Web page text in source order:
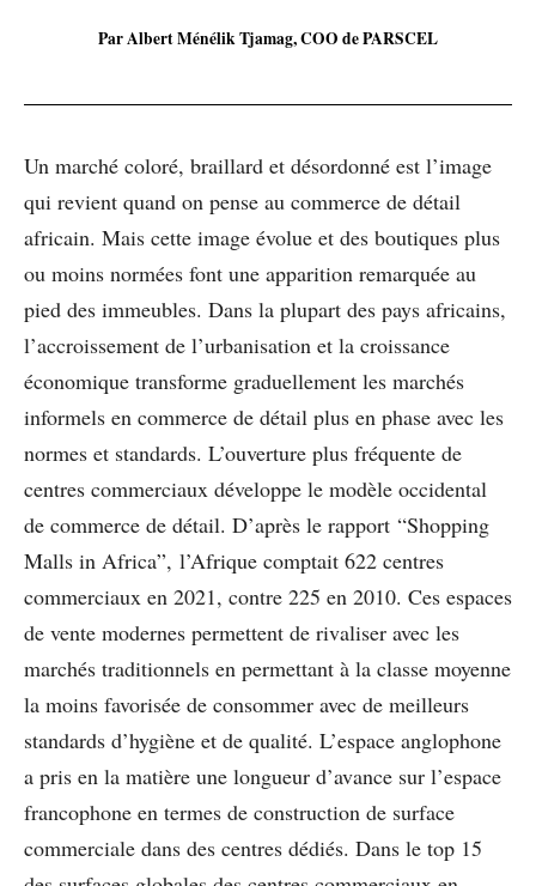
Par Albert Ménélik Tjamag, COO de PARSCEL
Un marché coloré, braillard et désordonné est l’image
qui revient quand on pense au commerce de détail
africain. Mais cette image évolue et des boutiques plus
ou moins normées font une apparition remarquée au
pied des immeubles. Dans la plupart des pays africains,
l’accroissement de l’urbanisation et la croissance
économique transforme graduellement les marchés
informels en commerce de détail plus en phase avec les
normes et standards. L’ouverture plus fréquente de
centres commerciaux développe le modèle occidental
de commerce de détail. D’après le rapport “Shopping
Malls in Africa”, l’Afrique comptait 622 centres
commerciaux en 2021, contre 225 en 2010. Ces espaces
de vente modernes permettent de rivaliser avec les
marchés traditionnels en permettant à la classe moyenne
la moins favorisée de consommer avec de meilleurs
standards d’hygiène et de qualité. L’espace anglophone
a pris en la matière une longueur d’avance sur l’espace
francophone en termes de construction de surface
commerciale dans des centres dédiés. Dans le top 15